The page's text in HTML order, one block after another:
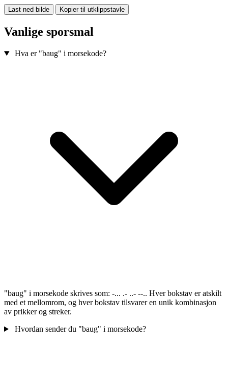
Last ned bilde Kopier til utklippstavle
Vanlige sporsmal
Hva er "baug" i morsekode?
"baug" i morsekode skrives som: -... .- ..- --.. Hver bokstav er atskilt
med et mellomrom, og hver bokstav tilsvarer en unik kombinasjon
av prikker og streker.
Hvordan sender du "baug" i morsekode?